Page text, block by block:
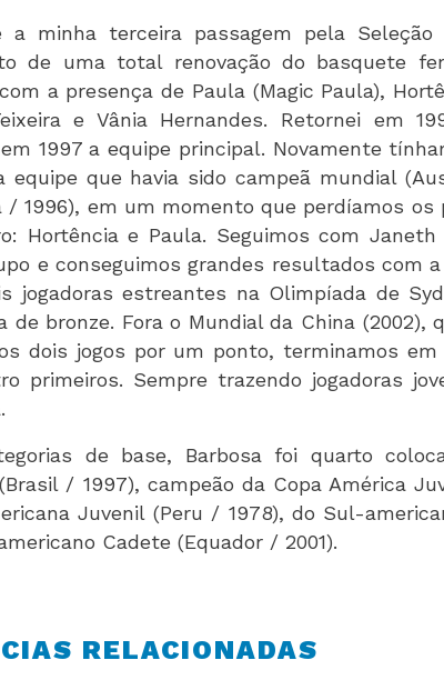
a minha terceira passagem pela
de uma total renovação do basquete
a presença de Paula (Magic Paula),
e Vânia Hernandes. Retornei em
1997 a equipe principal. Novamente
equipe que havia sido campeã mundial
/ 1996), em um momento que perdíamos os
Hortência e Paula. Seguimos com
e conseguimos grandes resultados com
jogadoras estreantes na Olimpíada de
de bronze. Fora o Mundial da China (2002),
dois jogos por um ponto, terminamos
primeiros. Sempre trazendo jogadoras
de base, Barbosa foi quarto
/ 1997), campeão da Copa América
Juvenil (Peru / 1978), do Sul-
Cadete (Equador / 2001).
RELACIONADAS